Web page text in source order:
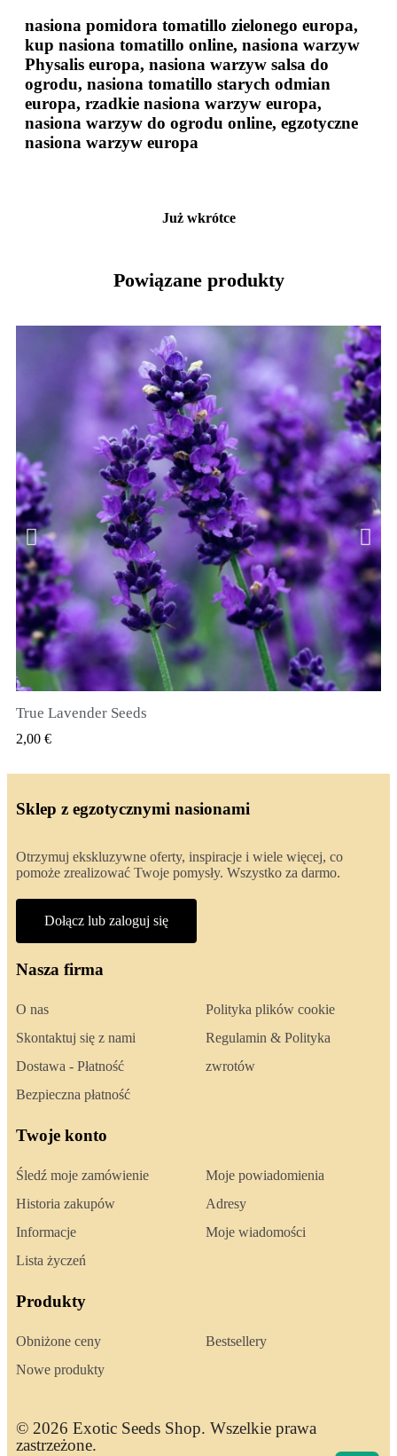
nasiona pomidora tomatillo zielonego europa,
kup nasiona tomatillo online, nasiona warzyw
Physalis europa, nasiona warzyw salsa do
ogrodu, nasiona tomatillo starych odmian
europa, rzadkie nasiona warzyw europa,
nasiona warzyw do ogrodu online, egzotyczne
nasiona warzyw europa
Już wkrótce
Powiązane produkty
SZYBKI PODGLĄD
True Lavender Seeds
2,00 €
Sklep z egzotycznymi nasionami
Otrzymuj ekskluzywne oferty, inspiracje i wiele więcej, co
pomoże zrealizować Twoje pomysły. Wszystko za darmo.
Dołącz lub zaloguj się
Nasza firma
O nas
Skontaktuj się z nami
Dostawa - Płatność
Bezpieczna płatność
Polityka plików cookie
Regulamin & Polityka
zwrotów
Twoje konto
Śledź moje zamówienie
Historia zakupów
Informacje
Lista życzeń
Moje powiadomienia
Adresy
Moje wiadomości
Produkty
Obniżone ceny
Nowe produkty
Bestsellery
© 2026 Exotic Seeds Shop. Wszelkie prawa
zastrzeżone.